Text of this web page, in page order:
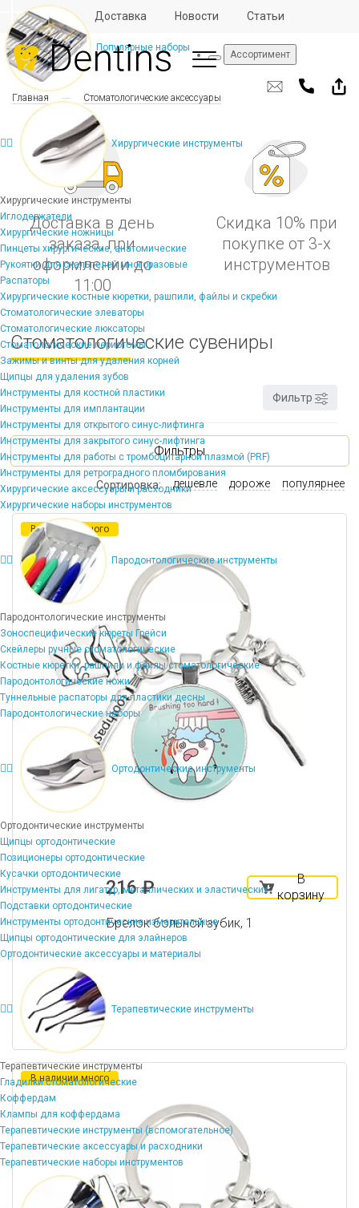
Отзывы Доставка Новости Статьи
Ассортимент
Популярные наборы
Хирургические инструменты
Хирургические инструменты
Иглодержатели
Хирургические ножницы
Пинцеты хирургические, анатомические
Рукоятки для скальпелей многоразовые
Распаторы
Хирургические костные кюретки, рашпили, файлы и скребки
Стоматологические элеваторы
Стоматологические люксаторы
Стоматологические периотомы
Зажимы и винты для удаления корней
Щипцы для удаления зубов
Инструменты для костной пластики
Инструменты для имплантации
Инструменты для открытого синус-лифтинга
Инструменты для закрытого синус-лифтинга
Инструменты для работы с тромбоцитарной плазмой (PRF)
Инструменты для ретроградного пломбирования
Хирургические аксессуары и расходники
Хирургические наборы инструментов
Пародонтологические инструменты
Пародонтологические инструменты
Зоноспецифические кюреты Грейси
Скейлеры ручные стоматологические
Костные кюретки, рашпили и файлы стоматологические
Пародонтологические ножи
Туннельные распаторы для пластики десны
Пародонтологические наборы
Ортодонтические инструменты
Ортодонтические инструменты
Щипцы ортодонтические
Позиционеры ортодонтические
Кусачки ортодонтические
Инструменты для лигатур, металлических и эластических
Подставки ортодонтические
Инструменты ортодонтические измерительные
Щипцы ортодонтические для элайнеров
Ортодонтические аксессуары и материалы
Терапевтические инструменты
Терапевтические инструменты
Гладилки стоматологические
Коффердам
Клампы для коффердама
Терапевтические инструменты (вспомогательное)
Терапевтические аксессуары и расходники
Терапевтические наборы инструментов
Главная Стоматологические аксессуары
Доставка в день
заказа, при
оформлении до
11:00
Скидка 10% при
покупке от 3-х
инструментов
Стоматологические сувениры
Фильтр
Фильтры
Сортировка: дешевле дороже популярнее
В наличии много
216 ₽
В
корзину
Брелок больной зубик, 1
В наличии много